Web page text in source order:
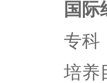
国
专科
培养